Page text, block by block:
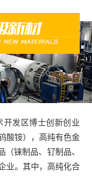
开发区博士创新创业
酸铵），高纯有色金
铼制品、钌制品、
业。其中，高纯化合